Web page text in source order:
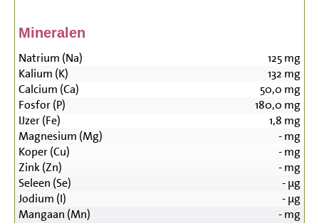
Mineralen
Natrium (Na) 125mg
Kalium (K)
132 mg
Calcium (Ca)
50,0 mg
Fosfor (P)
180,0 mg
IJzer (Fe)
1,8 mg
Magnesium (Mg)
-mg
Koper (Cu)
-mg
Zink (Zn)
-mg
Seleen (Se)
-µg
Jodium (I)
-µg
Mangaan (Mn)
-mg